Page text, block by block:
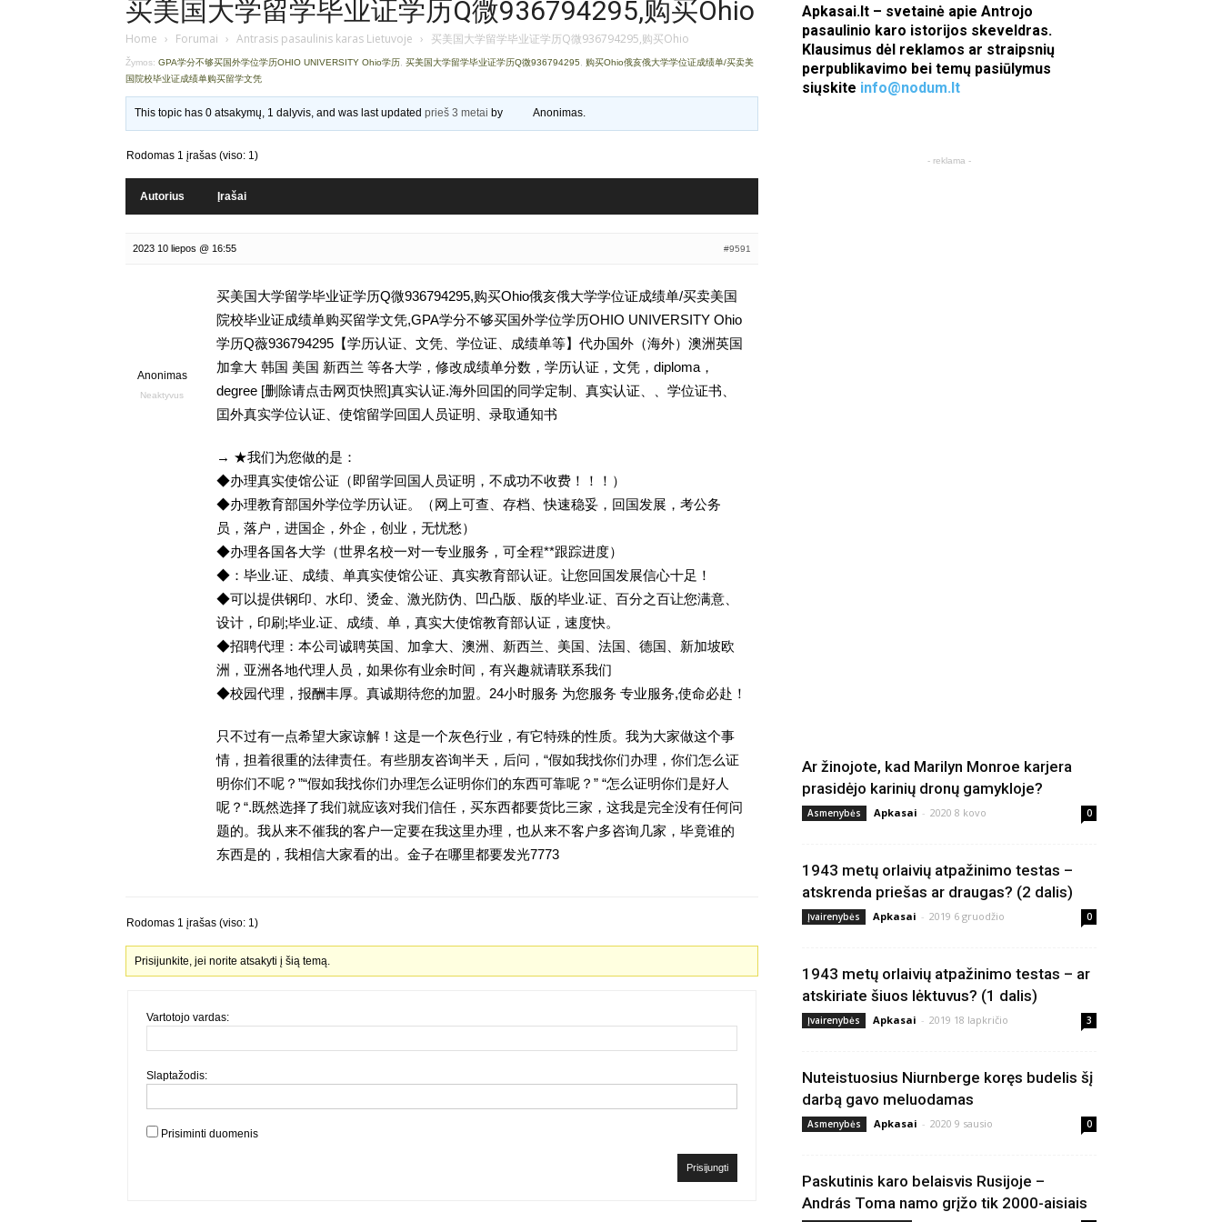
Apkasai.lt
买美国大学留学毕业证学历Q微936794295,购买Ohio
Home › Forumai › Antrasis pasaulinis karas Lietuvoje › 买美国大学留学毕业证学历Q微936794295,购买Ohio
Žymos: GPA学分不够买国外学位学历OHIO UNIVERSITY Ohio学历 买美国大学留学毕业证学历Q微936794295
购买Ohio俄亥俄大学学位证成绩单/买卖美
国院校毕业证成绩单购买留学文凭
This topic has 0 atsakymų, 1 dalyvis, and was last updatedprieš 3 metai by Anonimas.
Rodomas 1 įrašas (viso: 1)
Autorius Įrašai
2023 10 liepos @ 16:55 #9591
Anonimas
Neaktyvus
买美国大学留学毕业证学历Q微936794295,购买Ohio俄亥俄大学学位证成绩单/买卖美国
院校毕业证成绩单购买留学文凭,GPA学分不够买国外学位学历OHIO UNIVERSITY Ohio
学历Q薇936794295【学历认证、文凭、学位证、成绩单等】代办国外（海外）澳洲英国
加拿大 韩国 美国 新西兰 等各大学，修改成绩单分数，学历认证，文凭，diploma，
degree [删除请点击网页快照]真实认证.海外回囯的同学定制、真实认证、、学位证书、
囯外真实学位认证、使馆留学回囯人员证明、录取通知书
→ ★我们为您做的是：
◆办理真实使馆公证（即留学回国人员证明，不成功不收费！！！）
◆办理教育部国外学位学历认证。（网上可查、存档、快速稳妥，回国发展，考公务
员，落户，进国企，外企，创业，无忧愁）
◆办理各国各大学（世界名校一对一专业服务，可全程**跟踪进度）
◆：毕业.证、成绩、单真实使馆公证、真实教育部认证。让您回国发展信心十足！
◆可以提供钢印、水印、烫金、激光防伪、凹凸版、版的毕业.证、百分之百让您满意、
设计，印刷;毕业.证、成绩、单，真实大使馆教育部认证，速度快。
◆招聘代理：本公司诚聘英国、加拿大、澳洲、新西兰、美国、法国、德国、新加坡欧
洲，亚洲各地代理人员，如果你有业余时间，有兴趣就请联系我们
◆校园代理，报酬丰厚。真诚期待您的加盟。24小时服务 为您服务 专业服务,使命必赴！
只不过有一点希望大家谅解！这是一个灰色行业，有它特殊的性质。我为大家做这个事
情，担着很重的法律责任。有些朋友咨询半天，后问，“假如我找你们办理，你们怎么证
明你们不呢？”“假如我找你们办理怎么证明你们的东西可靠呢？” “怎么证明你们是好人
呢？“.既然选择了我们就应该对我们信任，买东西都要货比三家，这我是完全没有任何问
题的。我从来不催我的客户一定要在我这里办理，也从来不客户多咨询几家，毕竟谁的
东西是的，我相信大家看的出。金子在哪里都要发光7773
Rodomas 1 įrašas (viso: 1)
Prisijunkite, jei norite atsakyti į šią temą.
Vartotojo vardas:
Slaptažodis:
Prisiminti duomenis
Prisijungti
Apkasai.lt – svetainė apie Antrojo
pasaulinio karo istorijos skeveldras.
Klausimus dėl reklamos ar straipsnių
perpublikavimo bei temų pasiūlymus
siųskite info@nodum.lt
- reklama -
Ar žinojote, kad Marilyn Monroe karjera
prasidėjo karinių dronų gamykloje?
Asmenybės Apkasai - 2020 8 kovo 0
1943 metų orlaivių atpažinimo testas –
atskrenda priešas ar draugas? (2 dalis)
Įvairenybės Apkasai - 2019 6 gruodžio 0
1943 metų orlaivių atpažinimo testas – ar
atskiriate šiuos lėktuvus? (1 dalis)
Įvairenybės Apkasai - 2019 18 lapkričio 3
Nuteistuosius Niurnberge koręs budelis šį
darbą gavo meluodamas
Asmenybės Apkasai - 2020 9 sausio 0
Paskutinis karo belaisvis Rusijoje –
András Toma namo grįžo tik 2000-aisiais